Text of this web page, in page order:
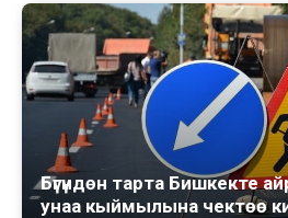
Бүгүндөн тарта Бишкекте
унаа кыймылына чектөө